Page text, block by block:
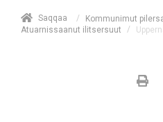
Saqqaa / Kommunimut
Atuarnissaanut ilitsersuut
/